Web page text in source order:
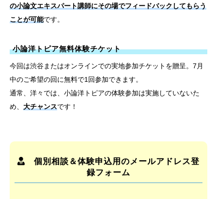
の小論文エキスパート講師にその場でフィードバックしてもらう
ことが可能です。
小論洋トピア無料体験チケット
今回は渋谷またはオンラインでの実地参加チケットを贈呈。7月
中のご希望の回に無料で1回参加できます。
通常、洋々では、小論洋トピアの体験参加は実施していないた
め、 大チャンスです！
個別相談＆体験申込用のメールアドレス登
録フォーム